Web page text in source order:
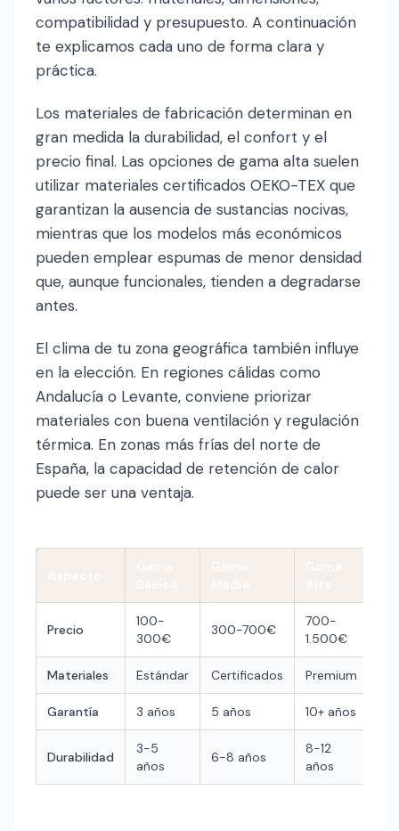
compatibilidad y presupuesto. A continuación
te explicamos cada uno de forma clara y
práctica.
Los materiales de fabricación determinan en
gran medida la durabilidad, el confort y el
precio final. Las opciones de gama alta suelen
utilizar materiales certificados OEKO-TEX que
garantizan la ausencia de sustancias nocivas,
mientras que los modelos más económicos
pueden emplear espumas de menor densidad
que, aunque funcionales, tienden a degradarse
antes.
El clima de tu zona geográfica también influye
en la elección. En regiones cálidas como
Andalucía o Levante, conviene priorizar
materiales con buena ventilación y regulación
térmica. En zonas más frías del norte de
España, la capacidad de retención de calor
puede ser una ventaja.
Precio
100-
300€
300-700€
700-
1.500€
Materiales Estándar Certificados Premium
Garantía 3 años 5 años 10+ años
Durabilidad
3-5
años
6-8 años
8-12
años